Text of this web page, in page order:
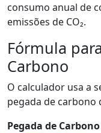
consumo anual de
emissões de CO₂.
Fórmula
Carbono
O calculador usa a
pegada de carbono
Pegada de